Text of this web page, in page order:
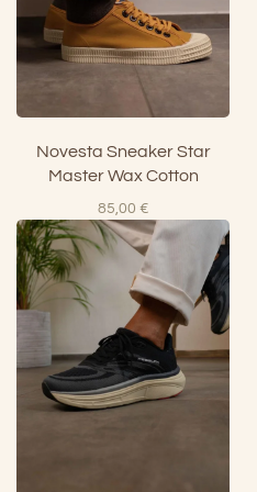
Novesta Sneaker Star
Master Wax Cotton
85,00 €